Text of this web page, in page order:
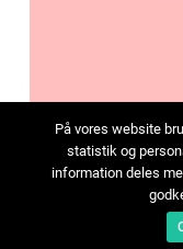
På vores website
statistik og
information deles